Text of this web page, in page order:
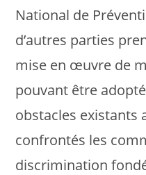
National de
d’autres parties
mise en œuvre de
pouvant être
obstacles existants
confrontés les
discrimination